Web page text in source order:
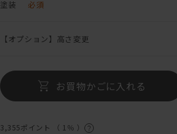
塗装 必須
【オプション】高さ変更
お買物かごに入れる
3,355ポイント （ 1％ ）